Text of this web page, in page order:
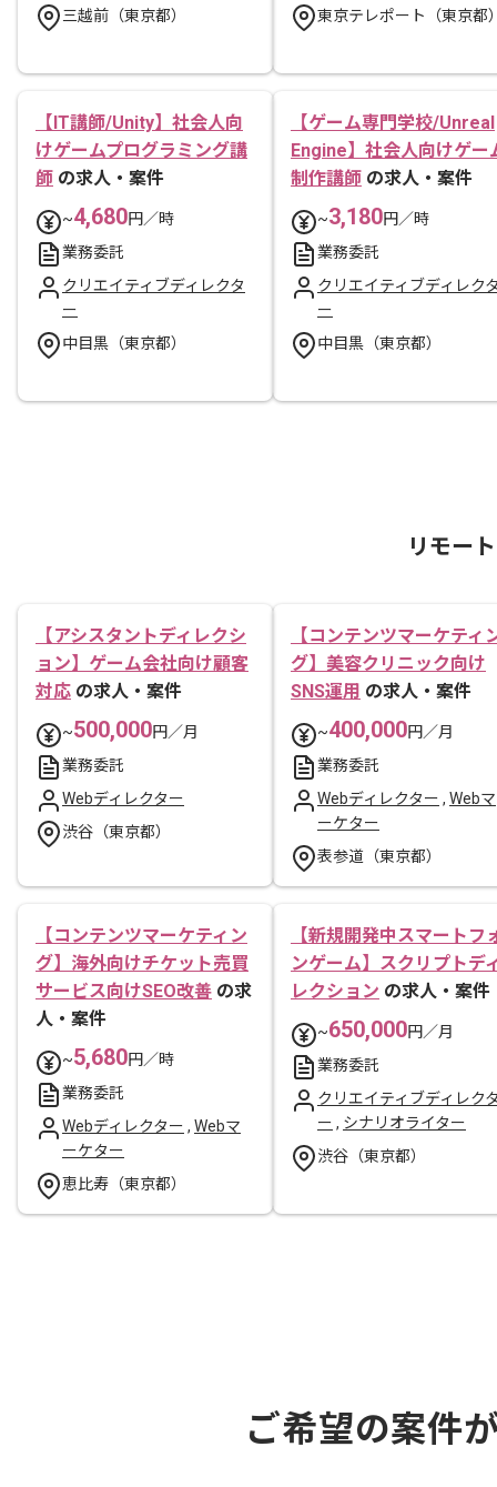
三越前（東京都）
東京テレポート（東京都
【IT講師/Unity】社会人向
けゲームプログラミング講
師 の求人・案件
~4,680円／時
業務委託
クリエイティブディレクタ
ー
中目黒（東京都）
【ゲーム専門学校/Unreal
Engine】社会人向けゲー
制作講師 の求人・案件
~3,180円／時
業務委託
クリエイティブディレク
ー
中目黒（東京都）
リモー
【アシスタントディレクシ
ョン】ゲーム会社向け顧客
対応 の求人・案件
~500,000円／月
業務委託
Webディレクター
渋谷（東京都）
【コンテンツマーケティ
グ】美容クリニック向け
SNS運用 の求人・案件
~400,000円／月
業務委託
Webディレクター , Webマ
ーケター
表参道（東京都）
【コンテンツマーケティン
グ】海外向けチケット売買
サービス向けSEO改善 の求
人・案件
~5,680円／時
業務委託
Webディレクター , Webマ
ーケター
恵比寿（東京都）
【新規開発中スマートフ
ンゲーム】スクリプトデ
レクション の求人・案件
~650,000円／月
業務委託
クリエイティブディレク
ー , シナリオライター
渋谷（東京都）
ご希望の案件